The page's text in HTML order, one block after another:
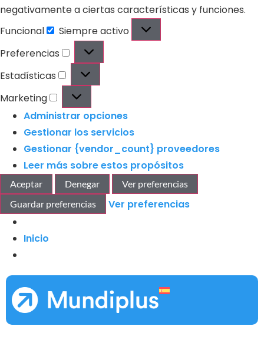
negativamente a ciertas características y funciones.
Funcional
Siempre activo
Preferencias
Estadísticas
Marketing
Administrar opciones
Gestionar los servicios
Gestionar {vendor_count} proveedores
Leer más sobre estos propósitos
Aceptar Denegar
Ver preferencias
Guardar preferencias
Ver preferencias
Inicio